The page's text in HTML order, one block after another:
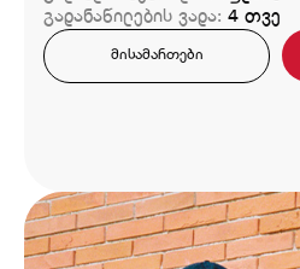
გადანაწილების ვადა: 4 თვე
მისამართები